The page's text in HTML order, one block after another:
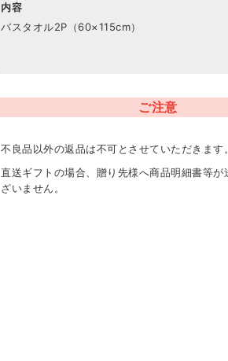
内容
バスタオル2P（60×115cm）
ご注意
不良品以外の返品は不可とさせていただきます。
直送ギフトの場合、贈り先様へ商品明細書等が
ざいません。